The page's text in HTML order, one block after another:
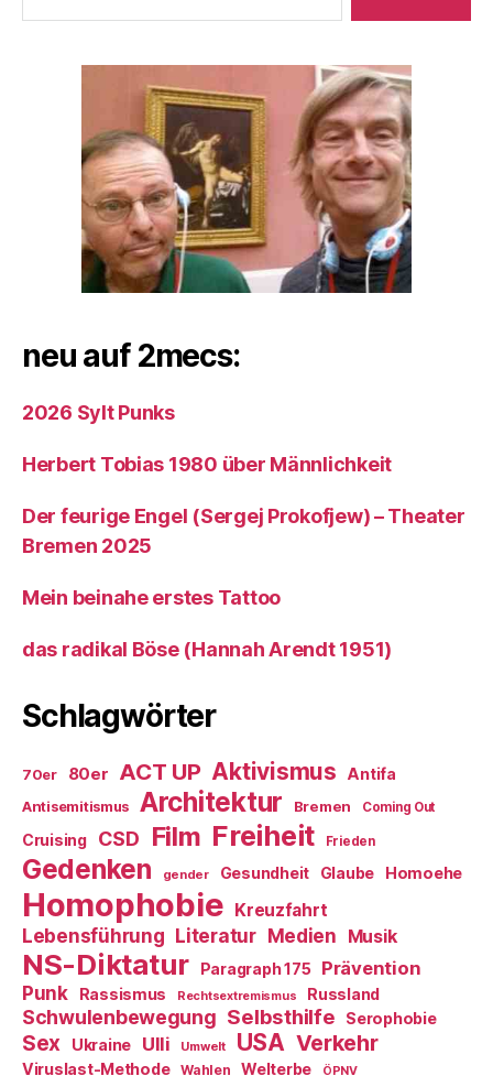
neu auf 2mecs:
2026 Sylt Punks
Herbert Tobias 1980 über Männlichkeit
Der feurige Engel (Sergej Prokofjew) – Theater
Bremen 2025
Mein beinahe erstes Tattoo
das radikal Böse (Hannah Arendt 1951)
Schlagwörter
70er 80er ACT UP Aktivismus Antifa
Antisemitismus Architektur Bremen Coming Out
Cruising CSD Film Freiheit Frieden
Gedenken gender Gesundheit Glaube Homoehe
Homophobie Kreuzfahrt
Lebensführung Literatur Medien Musik
NS-Diktatur Paragraph 175
Prävention
Punk
Rassismus Rechtsextremismus Russland
Schwulenbewegung Selbsthilfe Serophobie
Sex Ukraine Ulli Umwelt USA Verkehr
Viruslast-Methode Wahlen Welterbe ÖPNV